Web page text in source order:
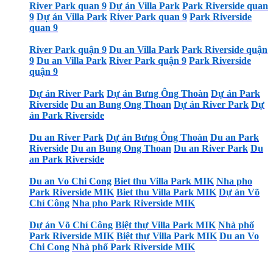
River Park quan 9 Dự án Villa Park Park Riverside quan
9 Dự án Villa Park River Park quan 9 Park Riverside
quan 9
River Park quận 9 Du an Villa Park Park Riverside quận
9 Du an Villa Park River Park quận 9 Park Riverside
quận 9
Dự án River Park Dự án Bưng Ông Thoàn Dự án Park
Riverside Du an Bung Ong Thoan Dự án River Park Dự
án Park Riverside
Du an River Park Dự án Bưng Ông Thoàn Du an Park
Riverside Du an Bung Ong Thoan Du an River Park Du
an Park Riverside
Du an Vo Chi Cong Biet thu Villa Park MIK Nha pho
Park Riverside MIK Biet thu Villa Park MIK Dự án Võ
Chí Công Nha pho Park Riverside MIK
Dự án Võ Chí Công Biệt thự Villa Park MIK Nhà phố
Park Riverside MIK Biệt thự Villa Park MIK Du an Vo
Chi Cong Nhà phố Park Riverside MIK